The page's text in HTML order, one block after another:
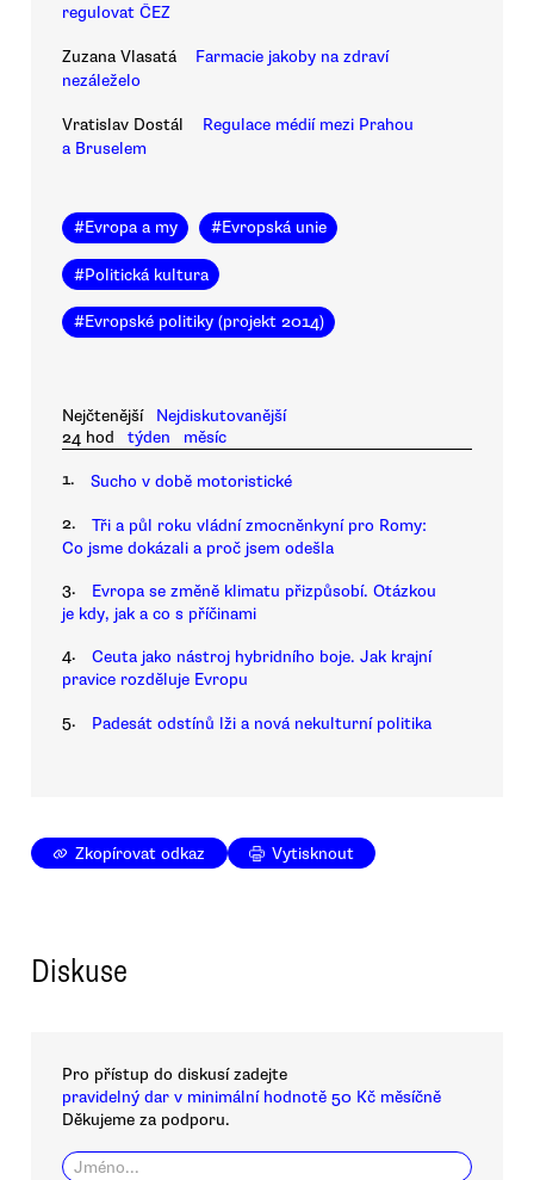
regulovat ČEZ
Zuzana Vlasatá
Farmacie jakoby na zdraví
nezáleželo
Vratislav Dostál
Regulace médií mezi Prahou
a Bruselem
#Evropa a my #Evropská unie
#Politická kultura
#Evropské politiky (projekt 2014)
Nejčtenější
Nejdiskutovanější
24 hod
týden měsíc
1. Sucho v době motoristické
2.
Tři a půl roku vládní zmocněnkyní pro Romy:
Co jsme dokázali a proč jsem odešla
3.
Evropa se změně klimatu přizpůsobí. Otázkou
je kdy, jak a co s příčinami
4.
Ceuta jako nástroj hybridního boje. Jak krajní
pravice rozděluje Evropu
5. Padesát odstínů lži a nová nekulturní politika
Zkopírovat odkaz Vytisknout
Diskuse
Pro přístup do diskusí zadejte
pravidelný dar v minimální hodnotě 50 Kč měsíčně
Děkujeme za podporu.